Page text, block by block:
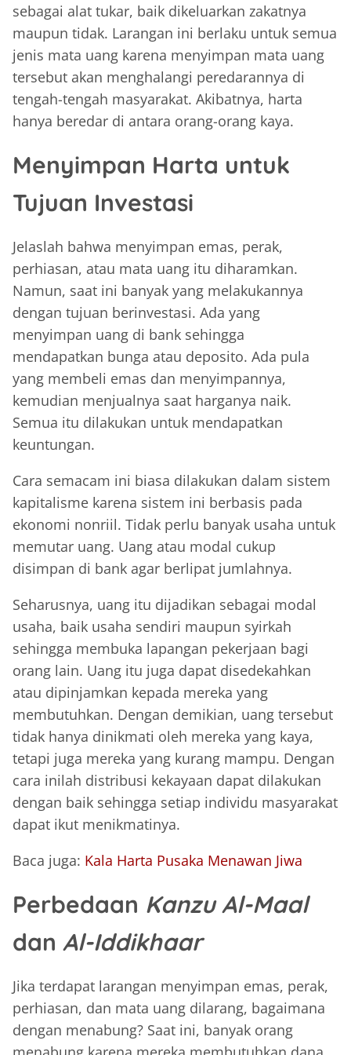
sebagai alat tukar, baik dikeluarkan zakatnya
maupun tidak. Larangan ini berlaku untuk semua
jenis mata uang karena menyimpan mata uang
tersebut akan menghalangi peredarannya di
tengah-tengah masyarakat. Akibatnya, harta
hanya beredar di antara orang-orang kaya.
Menyimpan Harta untuk
Tujuan Investasi
Jelaslah bahwa menyimpan emas, perak,
perhiasan, atau mata uang itu diharamkan.
Namun, saat ini banyak yang melakukannya
dengan tujuan berinvestasi. Ada yang
menyimpan uang di bank sehingga
mendapatkan bunga atau deposito. Ada pula
yang membeli emas dan menyimpannya,
kemudian menjualnya saat harganya naik.
Semua itu dilakukan untuk mendapatkan
keuntungan.
Cara semacam ini biasa dilakukan dalam sistem
kapitalisme karena sistem ini berbasis pada
ekonomi nonriil. Tidak perlu banyak usaha untuk
memutar uang. Uang atau modal cukup
disimpan di bank agar berlipat jumlahnya.
Seharusnya, uang itu dijadikan sebagai modal
usaha, baik usaha sendiri maupun syirkah
sehingga membuka lapangan pekerjaan bagi
orang lain. Uang itu juga dapat disedekahkan
atau dipinjamkan kepada mereka yang
membutuhkan. Dengan demikian, uang tersebut
tidak hanya dinikmati oleh mereka yang kaya,
tetapi juga mereka yang kurang mampu. Dengan
cara inilah distribusi kekayaan dapat dilakukan
dengan baik sehingga setiap individu masyarakat
dapat ikut menikmatinya.
Baca juga: Kala Harta Pusaka Menawan Jiwa
Perbedaan Kanzu Al-Maal
dan Al-Iddikhaar
Jika terdapat larangan menyimpan emas, perak,
perhiasan, dan mata uang dilarang, bagaimana
dengan menabung? Saat ini, banyak orang